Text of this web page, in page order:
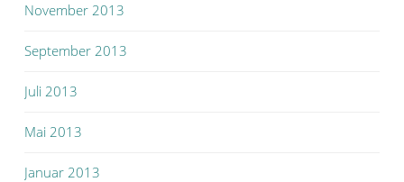
November 2013
September 2013
Juli 2013
Mai 2013
Januar 2013